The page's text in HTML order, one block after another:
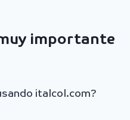
importante
italcol.com?